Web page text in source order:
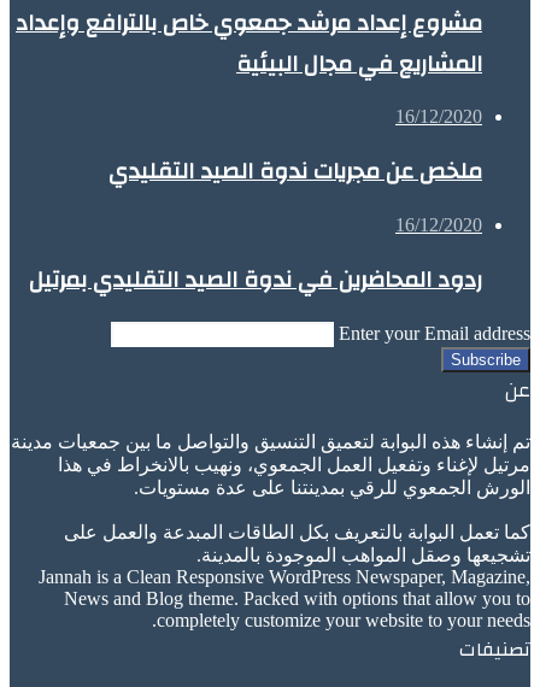
مشروع إعداد مرشد جمعوي خاص بالترافع وإعداد
المشاريع في مجال البيئية
16/12/2020
ملخص عن مجريات ندوة الصيد التقليدي
16/12/2020
ردود المحاضرين في ندوة الصيد التقليدي بمرتيل
Enter your Email address
عن
تم إنشاء هذه البوابة لتعميق التنسيق والتواصل ما بين جمعيات مدينة
مرتيل لإغناء وتفعيل العمل الجمعوي، ونهيب بالانخراط في هذا
الورش الجمعوي للرقي بمدينتنا على عدة مستويات.
كما تعمل البوابة بالتعريف بكل الطاقات المبدعة والعمل على
تشجيعها وصقل المواهب الموجودة بالمدينة.
Jannah is a Clean Responsive WordPress Newspaper, Magazine,
News and Blog theme. Packed with options that allow you to
completely customize your website to your needs.
تصنيفات